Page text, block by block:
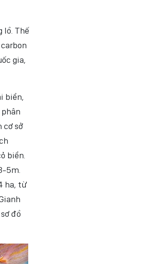
lồ. Thế
gia,
biển,
cơ sở
biển.
5m.
ha, từ
đồ